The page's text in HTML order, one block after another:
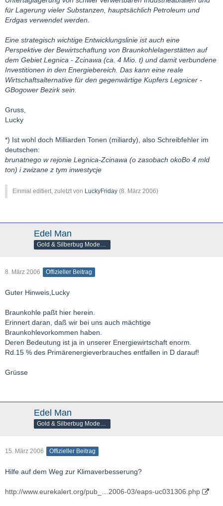
für Lagerung vieler Substanzen, hauptsächlich Petroleum und
Erdgas verwendet werden.
Eine strategisch wichtige Entwicklungslinie ist auch eine
Perspektive der Bewirtschaftung von Braunkohlelagerstätten auf
dem Gebiet Legnica - Zcinawa (ca. 4 Mio. t) und damit verbundene
Investitionen in den Energiebereich. Das kann eine reale
Wirtschaftsalternative für den gegenwärtige Kupfers Legnicer -
GBogower Bezirk sein.
Gruss,
Lucky
*) Ist wohl doch Milliarden Tonen (miliardy), also Schreibfehler im
deutschen:
brunatnego w rejonie Legnica-Zcinawa (o zasobach okoBo 4 mld
ton) i zwizane z tym inwestycje
Einmal editiert, zuletzt von LuckyFriday (8. März 2006)
Edel Man
Gold & Silberbug Moderator
8. März 2006 Offizieller Beitrag
Guter Hinweis,Lucky
Braunkohle paßt hier herein.
Erinnert daran, daß wir bei uns auch mächtige
Braunkohlevorkommen haben.
Deren Bedeutung ist ja in unserer Energiewirtschaft enorm.
Rd.15 % des Primärenergieverbrauches entfallen in D darauf!
Grüsse
Edel Man
Gold & Silberbug Moderator
15. März 2006 Offizieller Beitrag
Hilfe auf dem Weg zur Klimaverbesserung?
http://www.eurekalert.org/pub_…2006-03/eaps-uc031306.php